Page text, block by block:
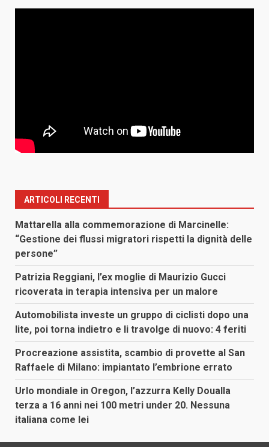
ARTICOLI RECENTI
Mattarella alla commemorazione di Marcinelle:
“Gestione dei flussi migratori rispetti la dignità delle
persone”
Patrizia Reggiani, l’ex moglie di Maurizio Gucci
ricoverata in terapia intensiva per un malore
Automobilista investe un gruppo di ciclisti dopo una
lite, poi torna indietro e li travolge di nuovo: 4 feriti
Procreazione assistita, scambio di provette al San
Raffaele di Milano: impiantato l’embrione errato
Urlo mondiale in Oregon, l’azzurra Kelly Doualla
terza a 16 anni nei 100 metri under 20. Nessuna
italiana come lei